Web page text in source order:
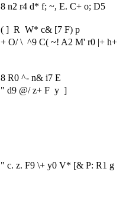
8 n2 r4 d* f; ~, E. C+ o; D5
( ] R W* c& [7 F) p
+ O/ \ ^9 C( ~! A2 M' r0 |+ h+
8 R0 ^- n& i7 E
" d9 @/ z+ F y ]
" c. z. F9 \+ y0 V* [& P: R1 g